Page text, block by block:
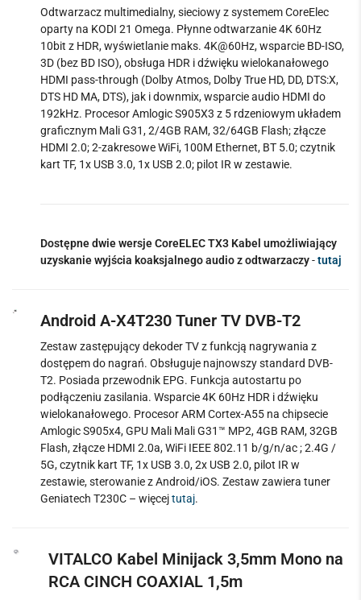
Odtwarzacz multimedialny, sieciowy z systemem CoreElec
oparty na KODI 21 Omega. Płynne odtwarzanie 4K 60Hz
10bit z HDR, wyświetlanie maks. 4K@60Hz, wsparcie BD-ISO,
3D (bez BD ISO), obsługa HDR i dźwięku wielokanałowego
HDMI pass-through (Dolby Atmos, Dolby True HD, DD, DTS:X,
DTS HD MA, DTS), jak i downmix, wsparcie audio HDMI do
192kHz. Procesor Amlogic S905X3 z 5 rdzeniowym układem
graficznym Mali G31, 2/4GB RAM, 32/64GB Flash; złącze
HDMI 2.0; 2-zakresowe WiFi, 100M Ethernet, BT 5.0; czytnik
kart TF, 1x USB 3.0, 1x USB 2.0; pilot IR w zestawie.
Dostępne dwie wersje CoreELEC TX3 Kabel umożliwiający
uzyskanie wyjścia koaksjalnego audio z odtwarzaczy-tutaj
Android A-X4T230 Tuner TV DVB-T2
Zestaw zastępujący dekoder TV z funkcją nagrywania z
dostępem do nagrań. Obsługuje najnowszy standard DVB-
T2. Posiada przewodnik EPG. Funkcja autostartu po
podłączeniu zasilania. Wsparcie 4K 60Hz HDR i dźwięku
wielokanałowego. Procesor ARM Cortex-A55 na chipsecie
Amlogic S905x4, GPU Mali Mali G31™ MP2, 4GB RAM, 32GB
Flash, złącze HDMI 2.0a, WiFi IEEE 802.11 b/g/n/ac ; 2.4G /
5G, czytnik kart TF, 1x USB 3.0, 2x USB 2.0, pilot IR w
zestawie, sterowanie z Android/iOS. Zestaw zawiera tuner
Geniatech T230C – więcejtutaj.
VITALCO Kabel Minijack 3,5mm Mono na
RCA CINCH COAXIAL 1,5m